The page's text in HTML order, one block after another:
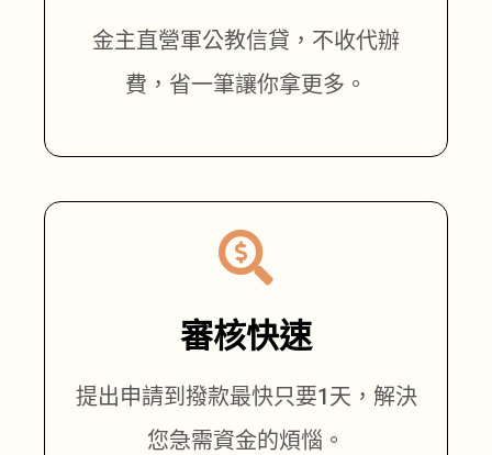
金主直營軍公教信貸，不收代辦
費，省一筆讓你拿更多。
審核快速
提出申請到撥款最快只要1天，解決
您急需資金的煩惱。